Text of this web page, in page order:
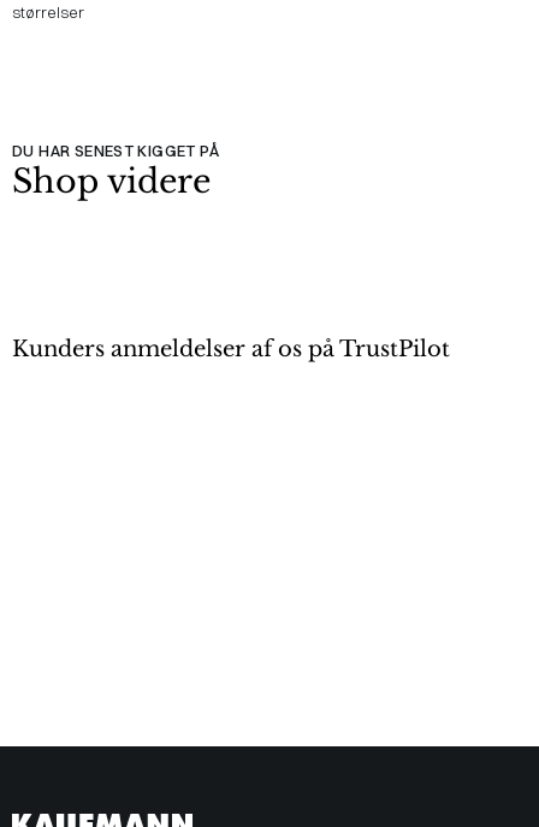
størrelser
DU HAR SENEST KIGGET PÅ
Shop videre
Kunders anmeldelser af os på TrustPilot